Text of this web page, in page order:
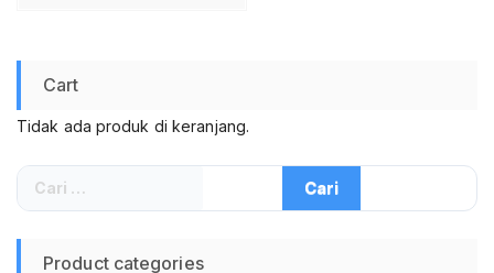
Cart
Tidak ada produk di keranjang.
Cari
untuk:
Product categories